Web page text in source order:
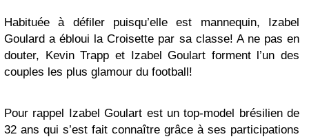
Habituée à défiler puisqu’elle est mannequin, Izabel
Goulard a ébloui la Croisette par sa classe! A ne pas en
douter, Kevin Trapp et Izabel Goulart forment l’un des
couples les plus glamour du football!
Pour rappel Izabel Goulart est un top-model brésilien de
32 ans qui s’est fait connaître grâce à ses participations